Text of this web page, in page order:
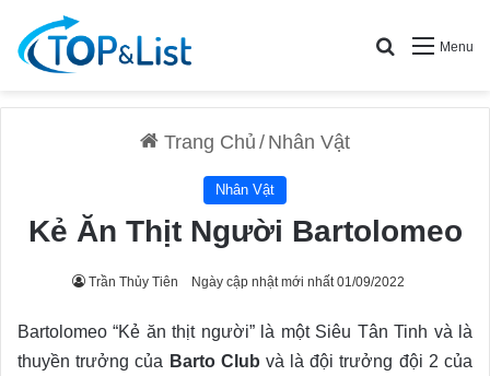
Menu
Search for
Trang Chủ / Nhân Vật
Nhân Vật
Kẻ Ăn Thịt Người Bartolomeo
Trần Thủy Tiên Ngày cập nhật mới nhất 01/09/2022
Bartolomeo “Kẻ ăn thịt người” là một Siêu Tân Tinh và là
thuyền trưởng của Barto Club và là đội trưởng đội 2 của